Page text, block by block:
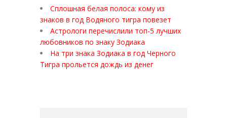
Сплошная белая полоса: кому из
знаков в год Водяного тигра повезет
Астрологи перечислили топ-5 лучших
любовников по знаку Зодиака
На три знака Зодиака в год Черного
Тигра прольется дождь из денег